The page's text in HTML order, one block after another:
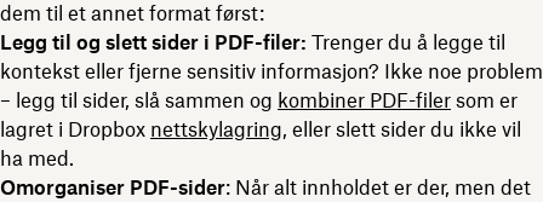
dem til et annet format først:
Legg til og slett sider i PDF-filer: Trenger du å legge til
kontekst eller fjerne sensitiv informasjon? Ikke noe problem
– legg til sider, slå sammen og kombiner PDF-filer som er
lagret i Dropbox nettskylagring, eller slett sider du ikke vil
ha med.
Omorganiser PDF-sider: Når alt innholdet er der, men det